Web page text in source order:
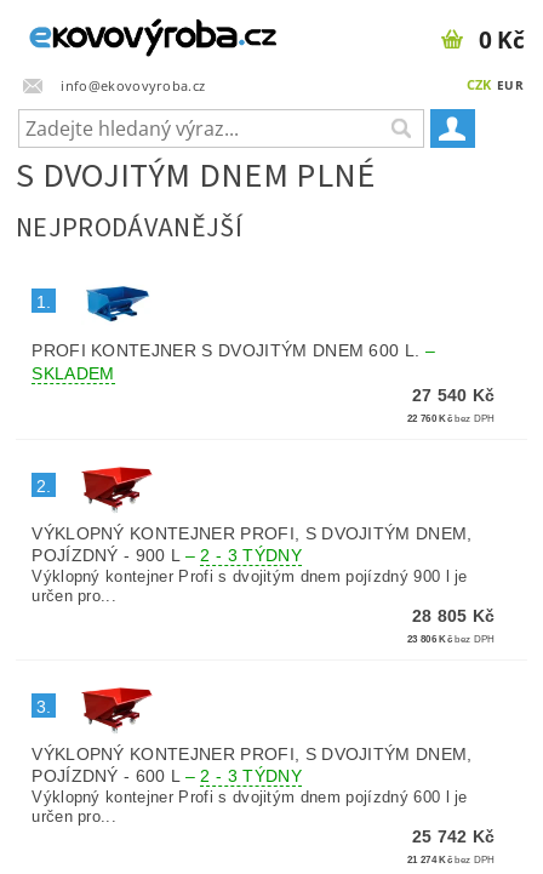
info@ekovovyroba.cz CZK EUR
0 Kč
S DVOJITÝM DNEM PLNÉ
NEJPRODÁVANĚJŠÍ
1.
PROFI KONTEJNER S DVOJITÝM DNEM 600 L. –
SKLADEM
27 540 Kč
22 760 Kč bez DPH
2.
VÝKLOPNÝ KONTEJNER PROFI, S DVOJITÝM DNEM,
POJÍZDNÝ - 900 L – 2 - 3 TÝDNY
Výklopný kontejner Profi s dvojitým dnem pojízdný 900 l je
určen pro...
28 805 Kč
23 806 Kč bez DPH
3.
VÝKLOPNÝ KONTEJNER PROFI, S DVOJITÝM DNEM,
POJÍZDNÝ - 600 L – 2 - 3 TÝDNY
Výklopný kontejner Profi s dvojitým dnem pojízdný 600 l je
určen pro...
25 742 Kč
21 274 Kč bez DPH